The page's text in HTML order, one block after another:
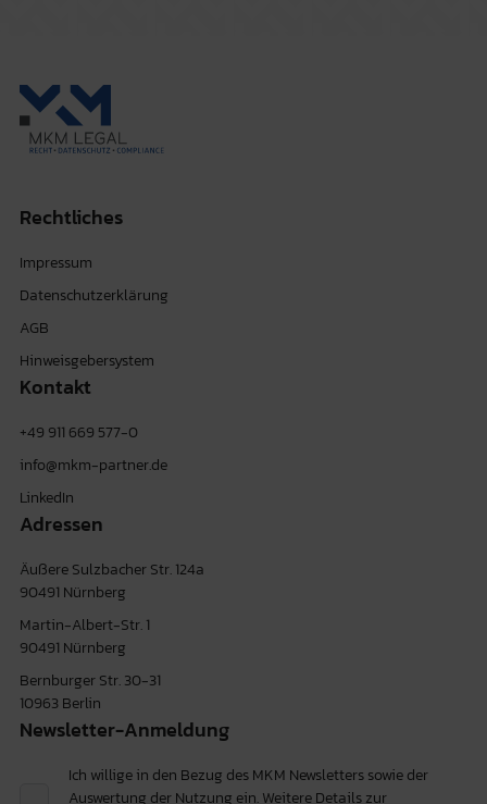
Rechtliches
Impressum
Datenschutzerklärung
AGB
Hinweisgebersystem
Kontakt
+49 911 669 577-0
info@mkm-partner.de
LinkedIn
Adressen
Äußere Sulzbacher Str. 124a
90491 Nürnberg
Martin-Albert-Str. 1
90491 Nürnberg
Bernburger Str. 30-31
10963 Berlin
Newsletter-Anmeldung
Ich willige in den Bezug des MKM Newsletters sowie der
Auswertung der Nutzung ein. Weitere Details zur